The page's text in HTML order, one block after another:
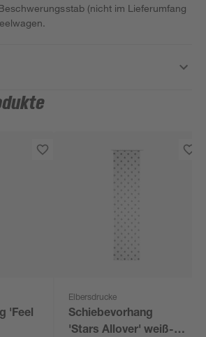
(nicht im Lieferumfang
'Feel
Elbersdrucke
Schiebevorhang
'Stars Allover' weiß-